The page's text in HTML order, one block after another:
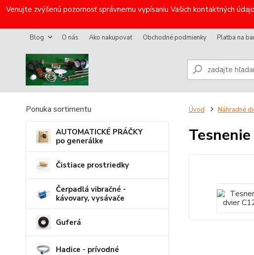
Venujte zvýšenú pozornosť správnemu vypísaniu Vašich kontaktných
Blog O nás Ako nakupovať Obchodné podmienky Platba na
Ponuka sortimentu
AUTOMATICKÉ PRÁČKY
po generálke
Čistiace prostriedky
Čerpadlá vibračné -
kávovary, vysávače
Guferá
Hadice - prívodné
Úvod Náhradné